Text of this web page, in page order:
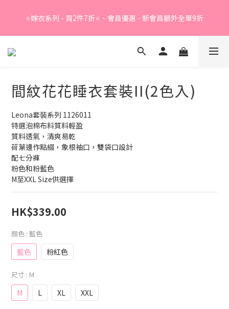
⭐嫁衣系列 - 買2件7折⭐、會員優惠 - 新會員額外全單9折
Summer Sale - 精選睡衣買2件折❤️
間紋花花睡衣套裝II(2色入)
Leona套裝系列 1126011
特選泡棉布料質料輕盈
質料透氣，清爽易乾
荷葉邊作點綴，象根袖口，雙袋口設計
配七分褲
粉色和粉藍色
M至XXL Size供選擇
HK$339.00
顏色 : 藍色
藍色 粉紅色
尺寸 : M
M L XL XXL